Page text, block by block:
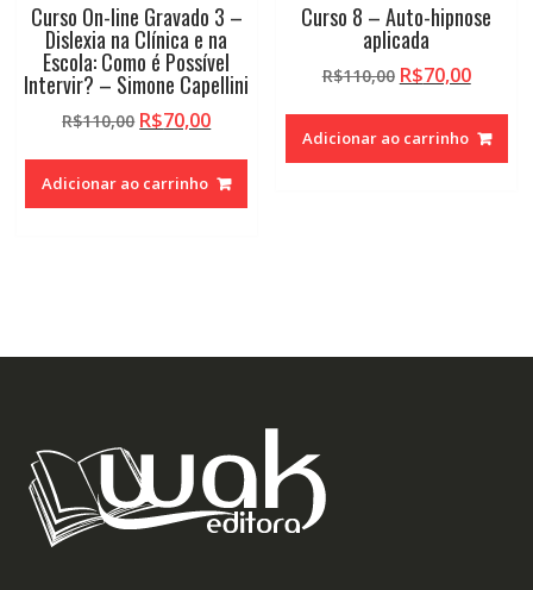
Curso On-line Gravado 3 –
Dislexia na Clínica e na
Escola: Como é Possível
Intervir? – Simone Capellini
R$110,00 O
original
era:
R$70,00O
atual
é:
Adicionar ao carrinho
Curso 8 – Auto-hipnose
aplicada
R$110,00 O
original
era:
R$70,00O
atual
é:
Adicionar ao carrinho